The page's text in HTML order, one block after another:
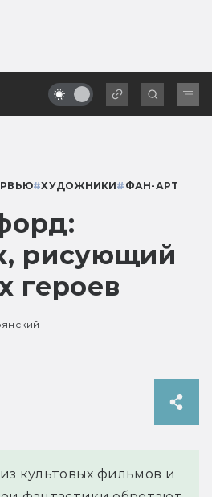
#ХУДОЖНИКИ# ФАН-АРТ
рисующий
героев
культовых фильмов и